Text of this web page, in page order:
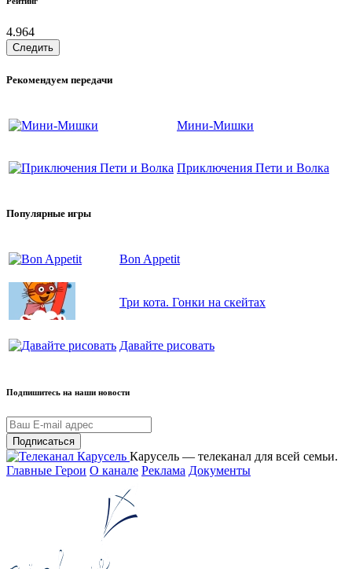
4.964
Следить
Рекомендуем передачи
Мини-Мишки
Приключения Пети и Волка
Популярные игры
Bon Appetit
Три кота. Гонки на скейтах
Давайте рисовать
Подпишитесь на наши новости
Подписаться
Карусель — телеканал для всей семьи.
Главные Герои О канале Реклама Документы